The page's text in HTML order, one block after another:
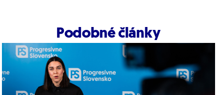
Podobné články